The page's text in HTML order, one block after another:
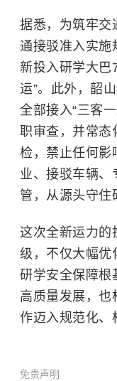
据悉，为筑牢交
通接驳准入实施
新投入研学大巴
运”。此外，韶
全部接入“三客
职审查，并常态
检，禁止任何影
业、接驳车辆、
管，从源头守住
这次全新运力的
级，不仅大幅优
研学安全保障根
高质量发展，也
作迈入规范化、
免责声明